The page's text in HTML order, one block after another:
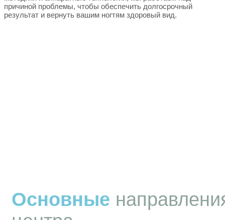
причиной проблемы, чтобы обеспечить долгосрочный
результат и вернуть вашим ногтям здоровый вид.
Основные